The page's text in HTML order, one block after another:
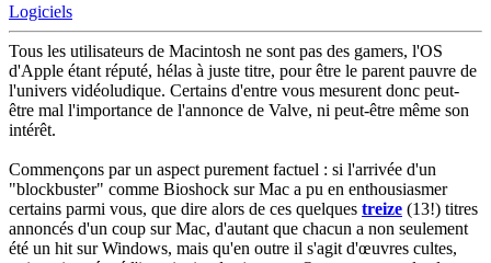
Logiciels
Tous les utilisateurs de Macintosh ne sont pas des gamers, l'OS
d'Apple étant réputé, hélas à juste titre, pour être le parent pauvre de
l'univers vidéoludique. Certains d'entre vous mesurent donc peut-
être mal l'importance de l'annonce de Valve, ni peut-être même son
intérêt.
Commençons par un aspect purement factuel : si l'arrivée d'un
"blockbuster" comme Bioshock sur Mac a pu en enthousiasmer
certains parmi vous, que dire alors de ces quelques treize (13!) titres
annoncés d'un coup sur Mac, d'autant que chacun a non seulement
été un hit sur Windows, mais qu'en outre il s'agit d'œuvres cultes,